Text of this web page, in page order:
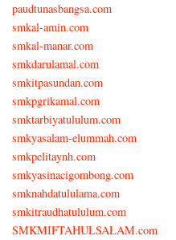
paudtunasbangsa.com
smkal-amin.com
smkal-manar.com
smkdarulamal.com
smkitpasundan.com
smkpgrikamal.com
smktarbiyatululum.com
smkyasalam-elummah.com
smkpelitaynh.com
smkyasinacigombong.com
smknahdatululama.com
smkitraudhatululum.com
SMKMIFTAHULSALAM.com